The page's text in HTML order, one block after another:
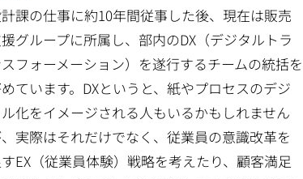
課の仕事に約10年間従事した後、現在は販売
グループに所属し、部内のDX（デジタルトラ
フォーメーション）を遂行するチームの統括を
ています。DXというと、紙やプロセスのデジ
化をイメージされる人もいるかもしれません
実際はそれだけでなく、従業員の意識改革を
EX（従業員体験）戦略を考えたり、顧客満足